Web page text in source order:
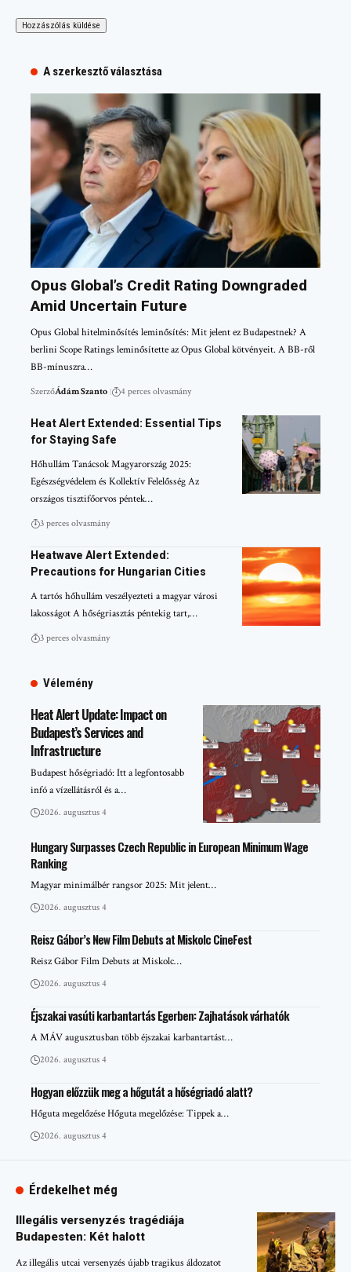
A szerkesztő választása
Opus Global’s Credit Rating Downgraded
Amid Uncertain Future
Opus Global hitelminősítés leminősítés: Mit jelent ez Budapestnek? A
berlini Scope Ratings leminősítette az Opus Global kötvényeit. A BB-ről
BB-mínuszra…
SzerzőÁdám Szanto 4 perces olvasmány
Heat Alert Extended: Essential Tips
for Staying Safe
Hőhullám Tanácsok Magyarország 2025:
Egészségvédelem és Kollektív Felelősség Az
országos tisztifőorvos péntek…
3 perces olvasmány
Heatwave Alert Extended:
Precautions for Hungarian Cities
A tartós hőhullám veszélyezteti a magyar városi
lakosságot A hőségriasztás péntekig tart,…
3 perces olvasmány
Vélemény
Heat Alert Update: Impact on
Budapest’s Services and
Infrastructure
Budapest hőségriadó: Itt a legfontosabb
infó a vízellátásról és a…
2026. augusztus 4
Hungary Surpasses Czech Republic in European Minimum Wage
Ranking
Magyar minimálbér rangsor 2025: Mit jelent…
2026. augusztus 4
Reisz Gábor’s New Film Debuts at Miskolc CineFest
Reisz Gábor Film Debuts at Miskolc…
2026. augusztus 4
Éjszakai vasúti karbantartás Egerben: Zajhatások várhatók
A MÁV augusztusban több éjszakai karbantartást…
2026. augusztus 4
Hogyan előzzük meg a hőgutát a hőségriadó alatt?
Hőguta megelőzése Hőguta megelőzése: Tippek a…
2026. augusztus 4
Érdekelhet még
Illegális versenyzés tragédiája
Budapesten: Két halott
Az illegális utcai versenyzés újabb tragikus áldozatot